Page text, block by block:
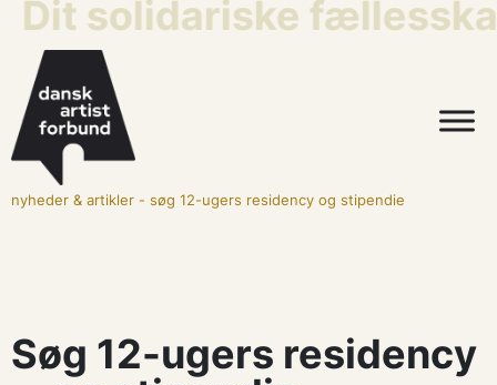
Dit solidariske
nyheder & artikler- søg 12-ugers residency og stipendie
Søg 12-ugers residency